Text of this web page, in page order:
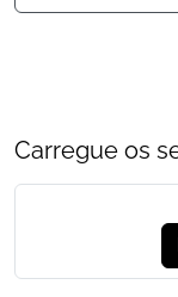
Carregue os